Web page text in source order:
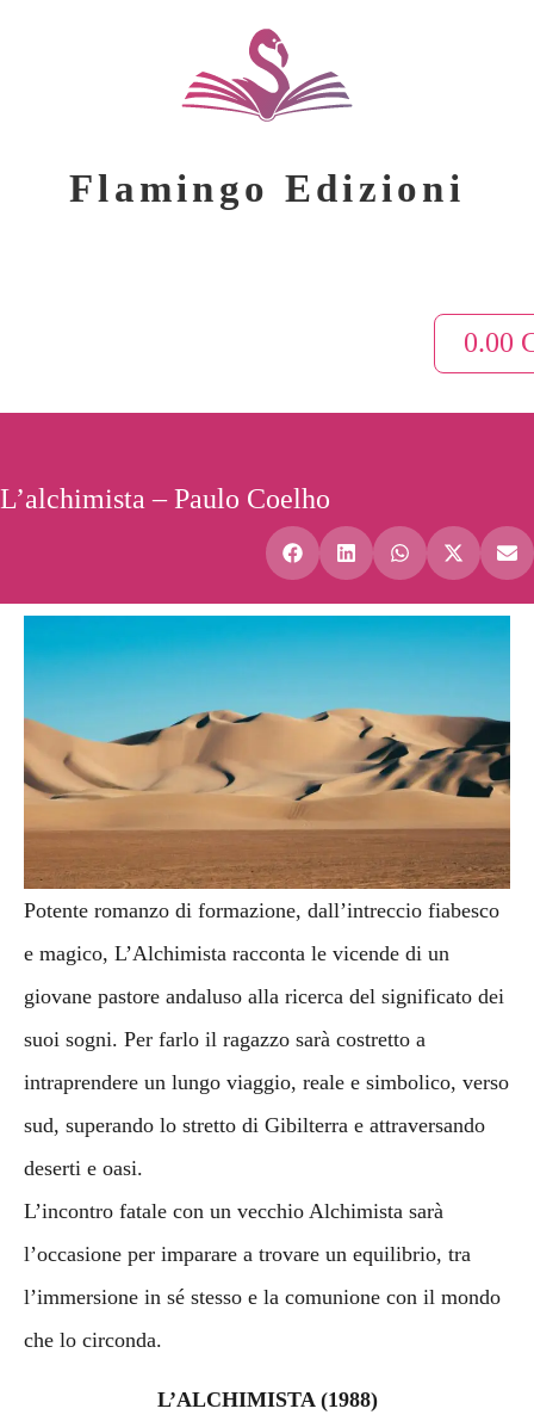
Flamingo Edizioni
0.00
L’alchimista – Paulo Coelho
Potente romanzo di formazione, dall’intreccio fiabesco
e magico, L’Alchimista racconta le vicende di un
giovane pastore andaluso alla ricerca del significato dei
suoi sogni. Per farlo il ragazzo sarà costretto a
intraprendere un lungo viaggio, reale e simbolico, verso
sud, superando lo stretto di Gibilterra e attraversando
deserti e oasi.
L’incontro fatale con un vecchio Alchimista sarà
l’occasione per imparare a trovare un equilibrio, tra
l’immersione in sé stesso e la comunione con il mondo
che lo circonda.
L’ALCHIMISTA (1988)